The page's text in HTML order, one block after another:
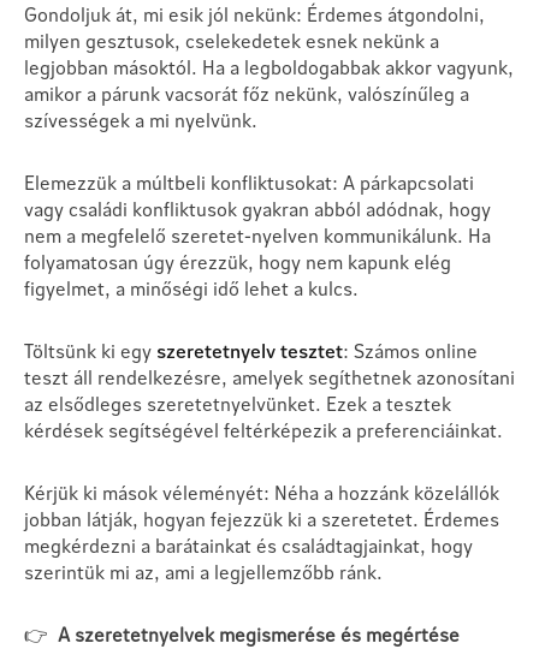
Gondoljuk át, mi esik jól nekünk: Érdemes átgondolni,
milyen gesztusok, cselekedetek esnek nekünk a
legjobban másoktól. Ha a legboldogabbak akkor vagyunk,
amikor a párunk vacsorát főz nekünk, valószínűleg a
szívességek a mi nyelvünk.
Elemezzük a múltbeli konfliktusokat: A párkapcsolati
vagy családi konfliktusok gyakran abból adódnak, hogy
nem a megfelelő szeretet-nyelven kommunikálunk. Ha
folyamatosan úgy érezzük, hogy nem kapunk elég
figyelmet, a minőségi idő lehet a kulcs.
Töltsünk ki egy szeretetnyelv tesztet: Számos online
teszt áll rendelkezésre, amelyek segíthetnek azonosítani
az elsődleges szeretetnyelvünket. Ezek a tesztek
kérdések segítségével feltérképezik a preferenciáinkat.
Kérjük ki mások véleményét: Néha a hozzánk közelállók
jobban látják, hogyan fejezzük ki a szeretetet. Érdemes
megkérdezni a barátainkat és családtagjainkat, hogy
szerintük mi az, ami a legjellemzőbb ránk.
👉 A szeretetnyelvek megismerése és megértése